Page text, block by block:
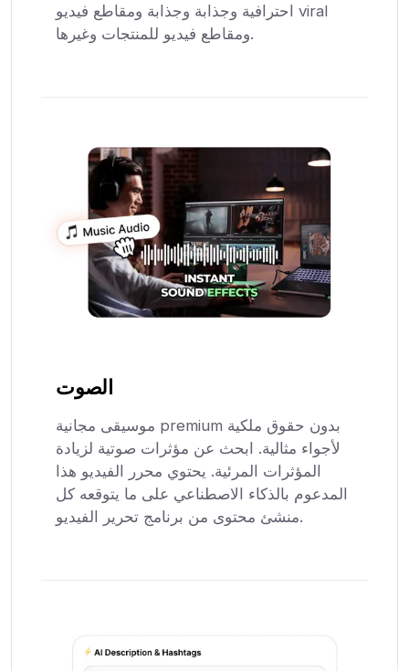
احترافية وجذابة وجذابة ومقاطع فيديو viral
ومقاطع فيديو للمنتجات وغيرها.
الصوت
موسيقى مجانية premium بدون حقوق ملكية
لأجواء مثالية. ابحث عن مؤثرات صوتية لزيادة
المؤثرات المرئية. يحتوي محرر الفيديو هذا
المدعوم بالذكاء الاصطناعي على ما يتوقعه كل
منشئ محتوى من برنامج تحرير الفيديو.